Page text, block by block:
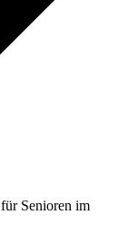
Senioren im